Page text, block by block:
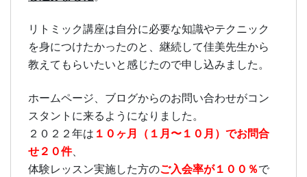
リトミック講座は自分に必要な知識やテクニック
を身につけたかったのと、継続して佳美先生から
教えてもらいたいと感じたので申し込みました。
ホームページ、ブログからのお問い合わせがコン
スタントに来るようになりました。
２０２２年は １０ヶ月（１月〜１０月）でお問合
せ２０件、
体験レッスン実施した方のご入会率が１００％で